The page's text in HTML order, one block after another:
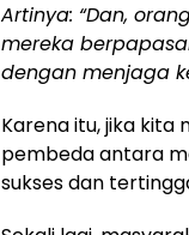
Artinya: “Dan,
mereka
dengan menjaga
Karena itu, jika
pembeda antara
sukses dan